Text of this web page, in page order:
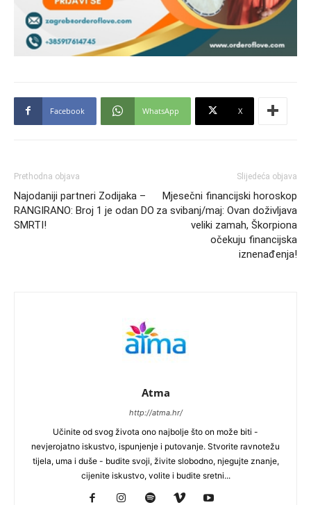
Facebook WhatsApp X
Prethodna objava
Najodaniji partneri Zodijaka –
RANGIRANO: Broj 1 je odan DO
SMRTI!
Slijedeća objava
Mjesečni financijski horoskop
za svibanj/maj: Ovan doživljava
veliki zamah, Škorpiona
očekuju financijska
iznenađenja!
Atma
http://atma.hr/
Učinite od svog života ono najbolje što on može biti -
nevjerojatno iskustvo, ispunjenje i putovanje. Stvorite ravnotežu
tijela, uma i duše - budite svoji, živite slobodno, njegujte znanje,
cijenite iskustvo, volite i budite sretni...